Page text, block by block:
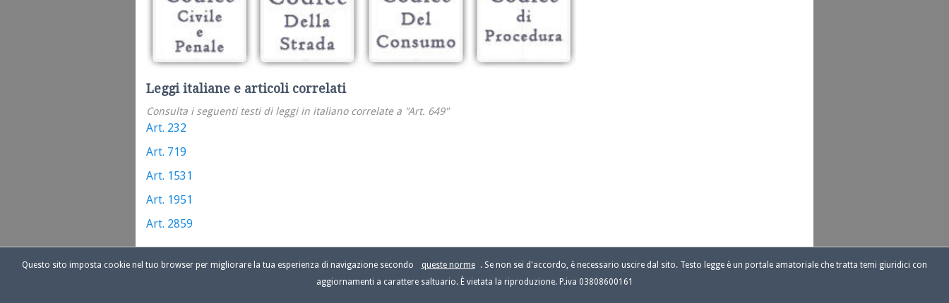
Leggi italiane e articoli correlati
Consulta i seguenti testi di leggi in italiano correlate a "Art. 649"
Art. 232
Art. 719
Art. 1531
Art. 1951
Art. 2859
Questo sito imposta cookie nel tuo browser per migliorare la tua esperienza di navigazione secondo queste norme
. Se non sei d'accordo, è necessario uscire dal sito. Testo legge è un portale amatoriale che tratta temi giuridici con
aggiornamenti a carattere saltuario. È vietata la riproduzione. P.iva 03808600161